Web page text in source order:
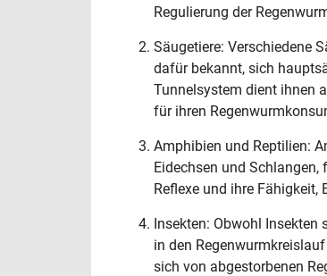
Regulierung der
Säugetiere: Verschiedene
dafür bekannt, sich
Tunnelsystem dient ihnen
für ihren
Amphibien und Reptilien:
Eidechsen und Schlangen,
Reflexe und ihre Fähigkeit,
Insekten: Obwohl Insekten
in den
sich von abgestorbenen